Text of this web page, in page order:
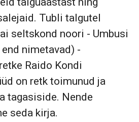
Tubli talgutel
seltskond noori - Umbusi
nimetavad) -
Raido Kondi
on retk toimunud ja
tagasiside. Nende
seda kirja.